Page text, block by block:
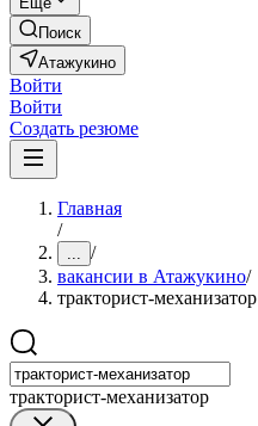
Поиск
Атажукино
Войти
Войти
Создать резюме
Главная
/
... /
вакансии в Атажукино/
тракторист-механизатор
тракторист-механизатор